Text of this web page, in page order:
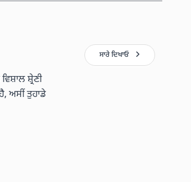
ਸ਼੍ਰੇਣੀ
ਅਸੀਂ ਤੁਹਾਡੇ
ਸਾਰੇ ਦਿਖਾਓ